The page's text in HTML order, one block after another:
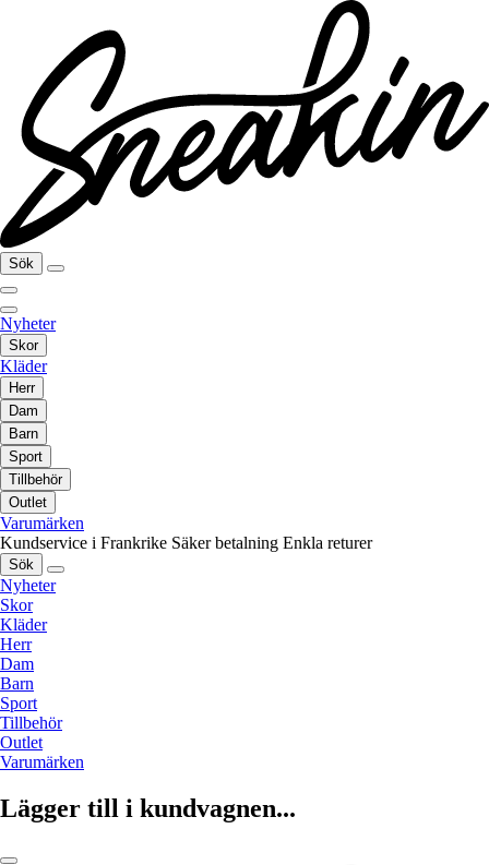
Sök
Nyheter
Skor
Kläder
Herr
Dam
Barn
Sport
Tillbehör
Outlet
Varumärken
Kundservice i Frankrike Säker betalning Enkla returer
Sök
Nyheter
Skor
Kläder
Herr
Dam
Barn
Sport
Tillbehör
Outlet
Varumärken
Lägger till i kundvagnen...